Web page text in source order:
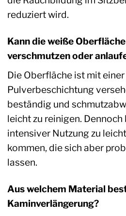
reduziert wird.
Kann die weiße
verschmutzen oder
Die Oberfläche ist mit
Pulverbeschichtung
beständig und
leicht zu reinigen. Dennoch
intensiver Nutzung zu
kommen, die sich aber
lassen.
Aus welchem Material
Kaminverlängerung?